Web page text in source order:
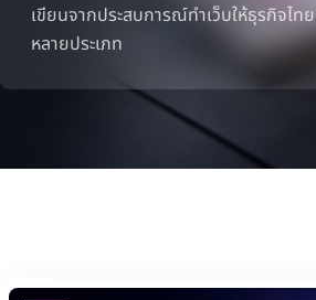
เขียนจากประสบการณ์ทำเว็บให้ธุรกิจไทย
หลายประเภท